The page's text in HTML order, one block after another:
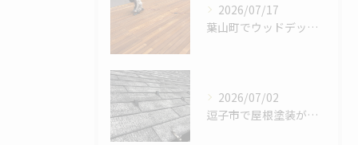
2026/07/17
葉山町でウッドデッキを塗りました！
2026/07/02
逗子市で屋根塗装が仕上がりました！